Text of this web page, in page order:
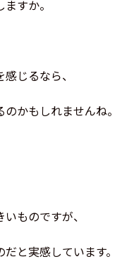
すか。
じるなら、
かもしれませんね。
ものですが、
と実感しています。